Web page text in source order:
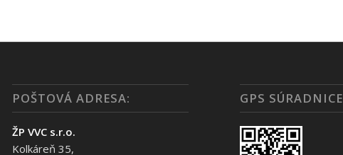
POŠTOVÁ ADRESA:
ŽP VVC s.r.o.
Kolkáreň 35,
GPS SÚRADNICE